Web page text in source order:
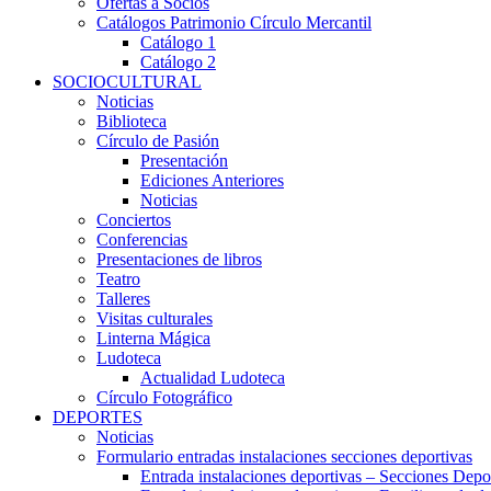
Catálogos Patrimonio Círculo Mercantil
Catálogo 1
Catálogo 2
SOCIOCULTURAL
Noticias
Biblioteca
Círculo de Pasión
Presentación
Ediciones Anteriores
Noticias
Conciertos
Conferencias
Presentaciones de libros
Teatro
Talleres
Visitas culturales
Linterna Mágica
Ludoteca
Actualidad Ludoteca
Círculo Fotográfico
DEPORTES
Noticias
Formulario entradas instalaciones secciones deportivas
Entrada instalaciones deportivas – Secciones